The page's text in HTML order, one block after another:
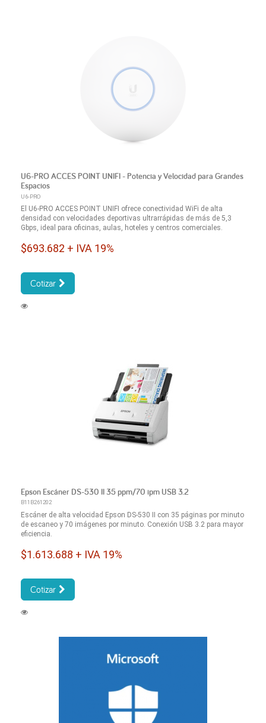
U6-PRO ACCES POINT UNIFI - Potencia y Velocidad para Grandes
Espacios
U6-PRO
El U6-PRO ACCES POINT UNIFI ofrece conectividad WiFi de alta
densidad con velocidades deportivas ultrarrápidas de más de 5,3
Gbps, ideal para oficinas, aulas, hoteles y centros comerciales.
$693.682 + IVA 19%
Cotizar
Epson Escáner DS-530 II 35 ppm/70 ipm USB 3.2
B11B261202
Escáner de alta velocidad Epson DS-530 II con 35 páginas por minuto
de escaneo y 70 imágenes por minuto. Conexión USB 3.2 para mayor
eficiencia.
$1.613.688 + IVA 19%
Cotizar